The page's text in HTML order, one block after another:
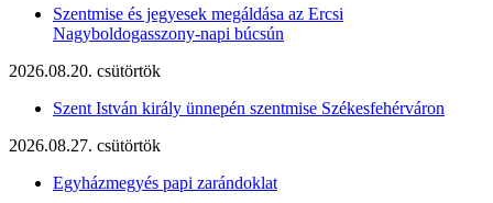
Szentmise és jegyesek megáldása az Ercsi
Nagyboldogasszony-napi búcsún
2026.08.20. csütörtök
Szent István király ünnepén szentmise Székesfehérváron
2026.08.27. csütörtök
Egyházmegyés papi zarándoklat